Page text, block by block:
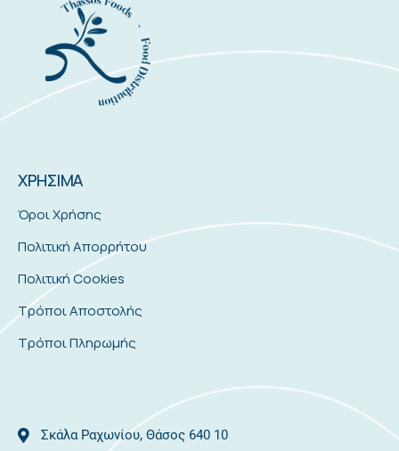
ΧΡΗΣΙΜΑ
Όροι Χρήσης
Πολιτική Απορρήτου
Πολιτική Cookies
Τρόποι Αποστολής
Τρόποι Πληρωμής
Σκάλα Ραχωνίου, Θάσος 640 10